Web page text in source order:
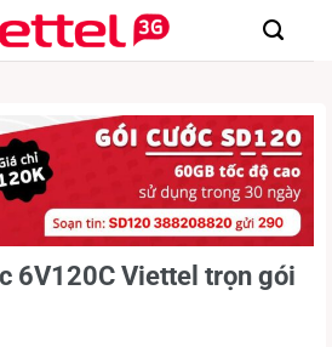
6V120C Viettel trọn gói